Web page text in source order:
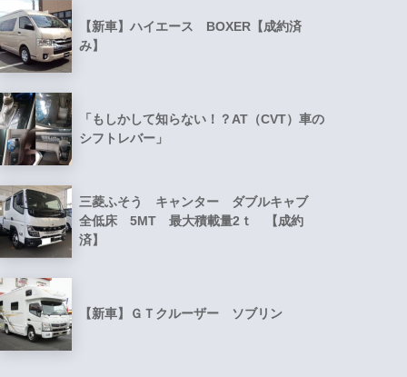
【新車】ハイエース BOXER【成約済
み】
「もしかして知らない！？AT（CVT）車の
シフトレバー」
三菱ふそう キャンター ダブルキャブ
全低床 5MT 最大積載量2ｔ 【成約
済】
【新車】ＧＴクルーザー ソブリン